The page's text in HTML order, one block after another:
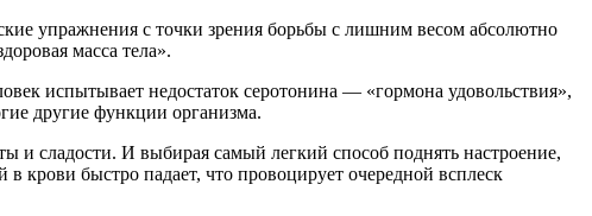
упражнения с точки зрения борьбы с лишним весом абсолютно
масса тела».
испытывает недостаток серотонина — «гормона удовольствия»,
другие функции организма.
и сладости. И выбирая самый легкий способ поднять настроение,
крови быстро падает, что провоцирует очередной всплеск